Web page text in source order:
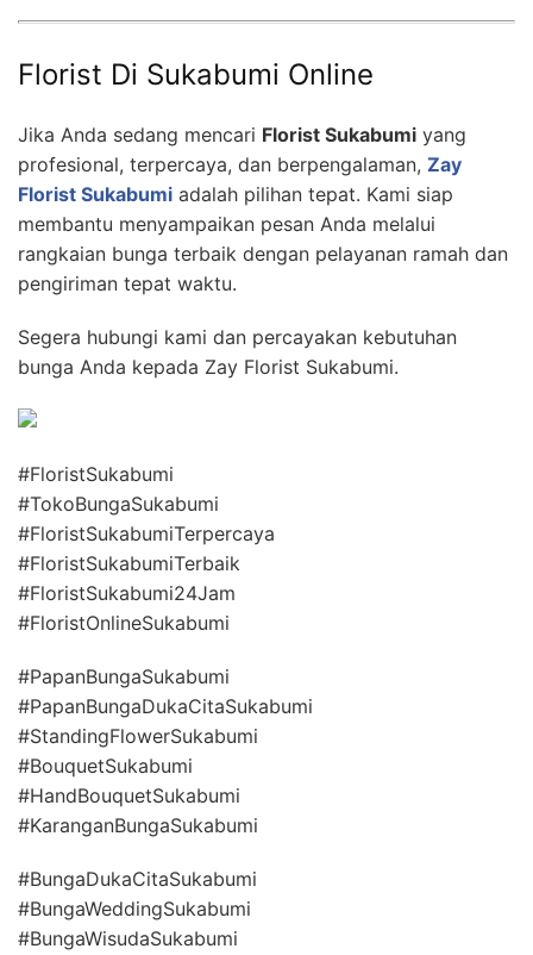
Florist Di Sukabumi Online
Jika Anda sedang mencari Florist Sukabumi yang
profesional, terpercaya, dan berpengalaman, Zay
Florist Sukabumi adalah pilihan tepat. Kami siap
membantu menyampaikan pesan Anda melalui
rangkaian bunga terbaik dengan pelayanan ramah dan
pengiriman tepat waktu.
Segera hubungi kami dan percayakan kebutuhan
bunga Anda kepada Zay Florist Sukabumi.
#FloristSukabumi
#TokoBungaSukabumi
#FloristSukabumiTerpercaya
#FloristSukabumiTerbaik
#FloristSukabumi24Jam
#FloristOnlineSukabumi
#PapanBungaSukabumi
#PapanBungaDukaCitaSukabumi
#StandingFlowerSukabumi
#BouquetSukabumi
#HandBouquetSukabumi
#KaranganBungaSukabumi
#BungaDukaCitaSukabumi
#BungaWeddingSukabumi
#BungaWisudaSukabumi